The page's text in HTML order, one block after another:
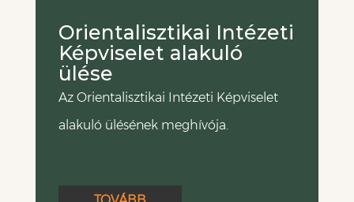
Orientalisztikai Intézeti
Képviselet alakuló
ülése
Az Orientalisztikai Intézeti Képviselet
alakuló ülésének meghívója.